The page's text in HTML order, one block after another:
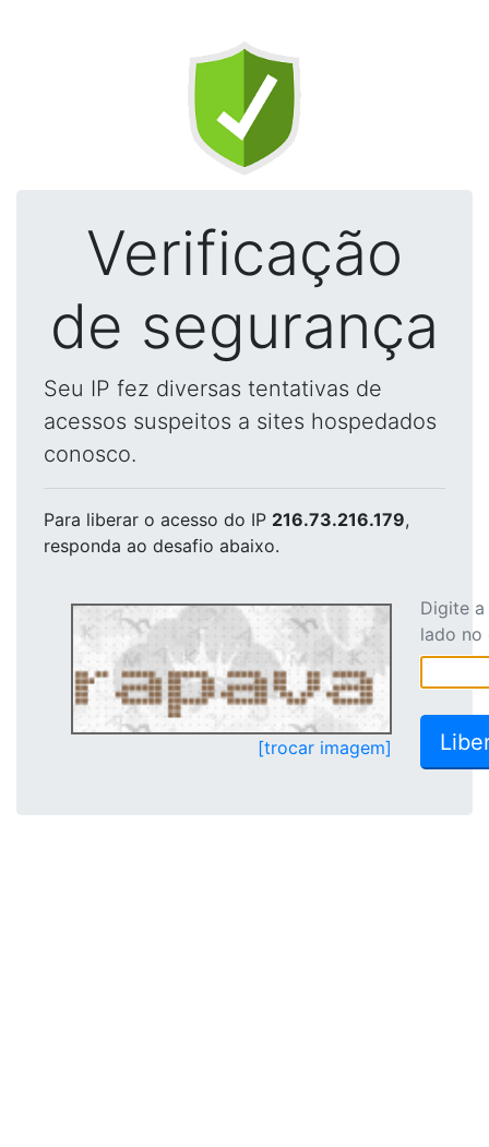
Verificação
de segurança
Seu IP fez diversas tentativas de
acessos suspeitos a sites hospedados
conosco.
Para liberar o acesso do IP 216.73.216.179,
responda ao desafio abaixo.
[trocar imagem]
Digite
lado no